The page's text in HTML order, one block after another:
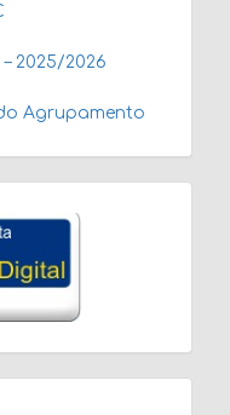
2025/2026
Agrupamento